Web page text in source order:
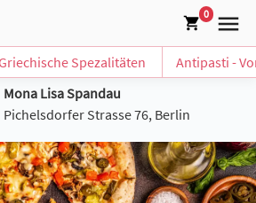
0
Spezalitäten
Antipasti -
Mona Lisa Spandau
Pichelsdorfer Strasse 76, Berlin